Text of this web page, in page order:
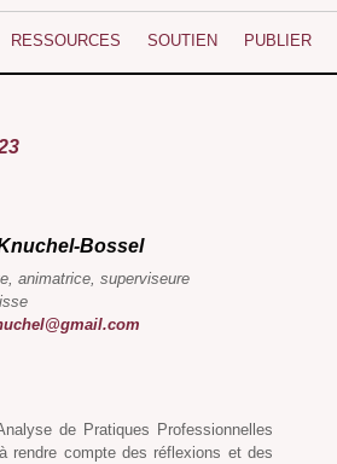
RESSOURCES SOUTIEN PUBLIER
Bossel
animatrice, superviseure
de Pratiques Professionnelles
rendre compte des réflexions et des